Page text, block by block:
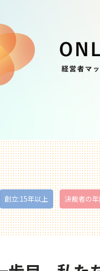
創立:15年以上 決裁者の